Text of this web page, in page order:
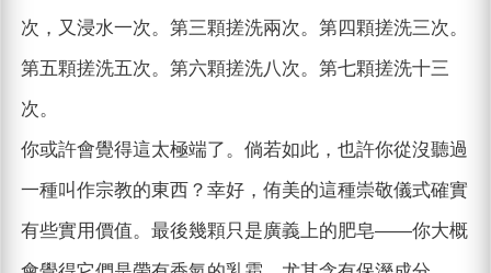
次，又浸水一次。第三顆搓洗兩次。第四顆搓洗三次。
第五顆搓洗五次。第六顆搓洗八次。第七顆搓洗十三
次。
你或許會覺得這太極端了。倘若如此，也許你從沒聽過
一種叫作宗教的東西？幸好，侑美的這種崇敬儀式確實
有些實用價值。最後幾顆只是廣義上的肥皂——你大概